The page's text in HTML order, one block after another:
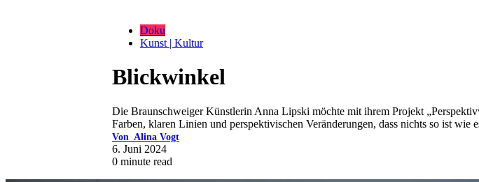
Doku
Kunst | Kultur
Blickwinkel
Die Braunschweiger Künstlerin Anna Lipski möchte mit ihrem Projekt
Farben, klaren Linien und perspektivischen Veränderungen, dass nichts so ist wie
Von Alina Vogt
6. Juni 2024
0 minute read